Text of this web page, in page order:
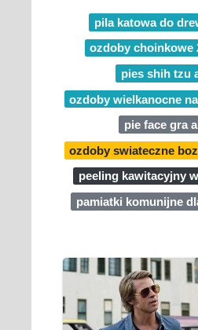
pila katowa do
ozdoby choinkowe
pies shih tzu
ozdoby wielkanocne
pie face gra
ozdoby swiateczne
peeling kawitacyjny
pamiatki komunijne